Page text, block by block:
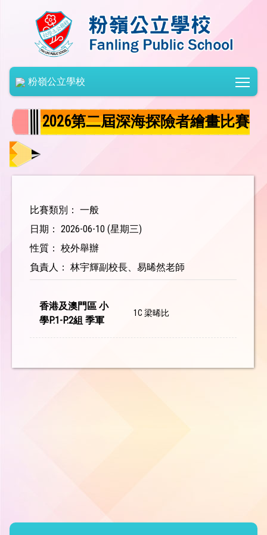
粉嶺公立學校
2026第二屆深海探險者繪畫比賽
比賽類別： 一般
日期： 2026-06-10 (星期三)
性質： 校外舉辦
負責人： 林宇輝副校長、易晞然老師
香港及澳門區 小
學P.1-P.2組 季軍
1C 梁晞比